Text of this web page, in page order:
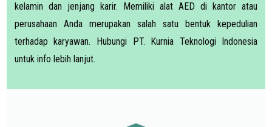
kelamin dan jenjang karir. Memiliki alat AED di kantor atau
perusahaan Anda merupakan salah satu bentuk kepedulian
terhadap karyawan. Hubungi PT. Kurnia Teknologi Indonesia
untuk info lebih lanjut.